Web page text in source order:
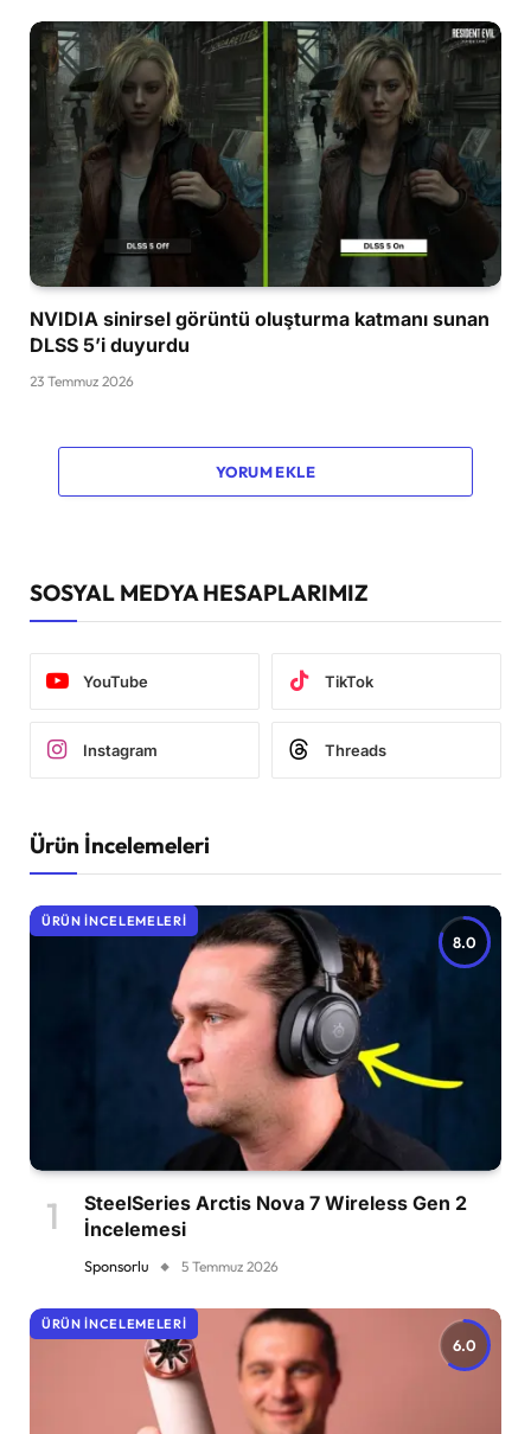
NVIDIA sinirsel görüntü oluşturma katmanı sunan
DLSS 5’i duyurdu
23 Temmuz 2026
YORUM EKLE
SOSYAL MEDYA HESAPLARIMIZ
YouTube TikTok
Instagram Threads
Ürün İncelemeleri
8.0
ÜRÜN İNCELEMELERI
SteelSeries Arctis Nova 7 Wireless Gen 2
İncelemesi
Sponsorlu 5 Temmuz 2026
6.0
ÜRÜN İNCELEMELERI